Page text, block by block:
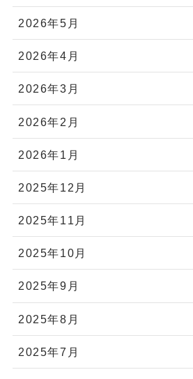
2026年5月
2026年4月
2026年3月
2026年2月
2026年1月
2025年12月
2025年11月
2025年10月
2025年9月
2025年8月
2025年7月